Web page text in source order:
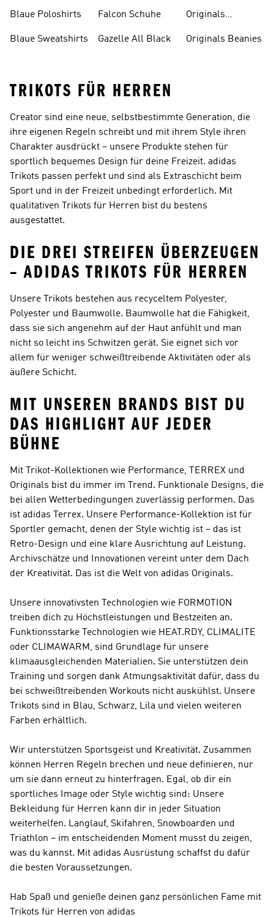
Blaue Poloshirts
Blaue Sweatshirts
Falcon Schuhe
Gazelle All Black
Originals
Oberteile
Originals Beanies
TRIKOTS FÜR HERREN
Creator sind eine neue, selbstbestimmte Generation, die
ihre eigenen Regeln schreibt und mit ihrem Style ihren
Charakter ausdrückt – unsere Produkte stehen für
sportlich bequemes Design für deine Freizeit. adidas
Trikots passen perfekt und sind als Extraschicht beim
Sport und in der Freizeit unbedingt erforderlich. Mit
qualitativen Trikots für Herren bist du bestens
ausgestattet.
DIE DREI STREIFEN ÜBERZEUGEN
– ADIDAS TRIKOTS FÜR HERREN
Unsere Trikots bestehen aus recyceltem Polyester,
Polyester und Baumwolle. Baumwolle hat die Fähigkeit,
dass sie sich angenehm auf der Haut anfühlt und man
nicht so leicht ins Schwitzen gerät. Sie eignet sich vor
allem für weniger schweißtreibende Aktivitäten oder als
äußere Schicht.
MIT UNSEREN BRANDS BIST DU
DAS HIGHLIGHT AUF JEDER
BÜHNE
Mit Trikot-Kollektionen wie Performance, TERREX und
Originals bist du immer im Trend. Funktionale Designs, die
bei allen Wetterbedingungen zuverlässig performen. Das
ist adidas Terrex. Unsere Performance-Kollektion ist für
Sportler gemacht, denen der Style wichtig ist – das ist
Retro-Design und eine klare Ausrichtung auf Leistung.
Archivschätze und Innovationen vereint unter dem Dach
der Kreativität. Das ist die Welt von adidas Originals.
Unsere innovativsten Technologien wie FORMOTION
treiben dich zu Höchstleistungen und Bestzeiten an.
Funktionsstarke Technologien wie HEAT.RDY, CLIMALITE
oder CLIMAWARM, sind Grundlage für unsere
klimaausgleichenden Materialien. Sie unterstützen dein
Training und sorgen dank Atmungsaktivität dafür, dass du
bei schweißtreibenden Workouts nicht auskühlst. Unsere
Trikots sind in Blau, Schwarz, Lila und vielen weiteren
Farben erhältlich.
Wir unterstützen Sportsgeist und Kreativität. Zusammen
können Herren Regeln brechen und neue definieren, nur
um sie dann erneut zu hinterfragen. Egal, ob dir ein
sportliches Image oder Style wichtig sind: Unsere
Bekleidung für Herren kann dir in jeder Situation
weiterhelfen. Langlauf, Skifahren, Snowboarden und
Triathlon – im entscheidenden Moment musst du zeigen,
was du kannst. Mit adidas Ausrüstung schaffst du dafür
die besten Voraussetzungen.
Hab Spaß und genieße deinen ganz persönlichen Fame mit
Trikots für Herren von adidas